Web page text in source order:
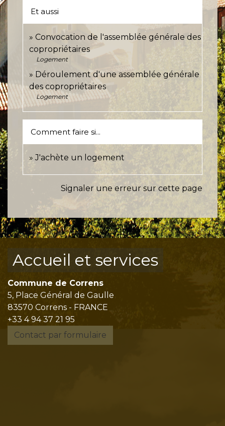
Et aussi
Convocation de l'assemblée générale des
copropriétaires
Logement
Déroulement d'une assemblée générale
des copropriétaires
Logement
Comment faire si...
J'achète un logement
Signaler une erreur sur cette page
Accueil et services
Commune de Correns
5, Place Général de Gaulle
83570 Correns - FRANCE
+33 4 94 37 21 95
Contact par formulaire